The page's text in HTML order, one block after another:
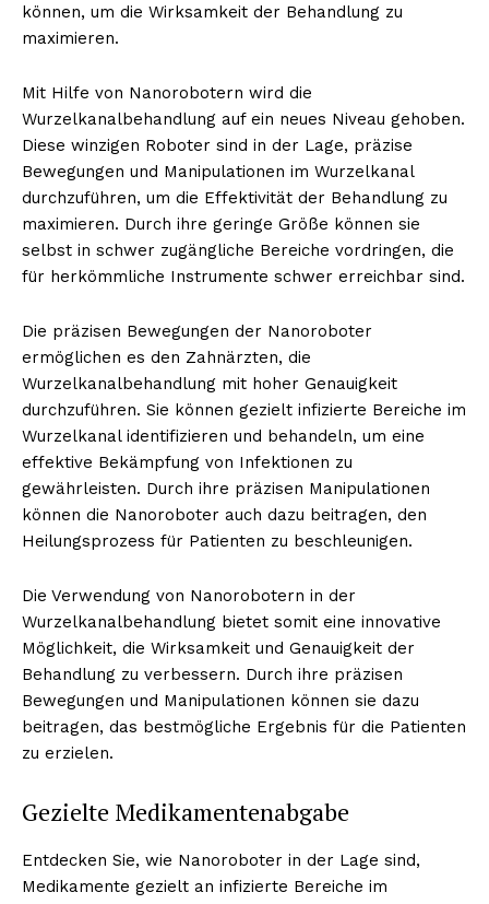
können, um die Wirksamkeit der Behandlung zu
maximieren.
Mit Hilfe von Nanorobotern wird die
Wurzelkanalbehandlung auf ein neues Niveau gehoben.
Diese winzigen Roboter sind in der Lage, präzise
Bewegungen und Manipulationen im Wurzelkanal
durchzuführen, um die Effektivität der Behandlung zu
maximieren. Durch ihre geringe Größe können sie
selbst in schwer zugängliche Bereiche vordringen, die
für herkömmliche Instrumente schwer erreichbar sind.
Die präzisen Bewegungen der Nanoroboter
ermöglichen es den Zahnärzten, die
Wurzelkanalbehandlung mit hoher Genauigkeit
durchzuführen. Sie können gezielt infizierte Bereiche im
Wurzelkanal identifizieren und behandeln, um eine
effektive Bekämpfung von Infektionen zu
gewährleisten. Durch ihre präzisen Manipulationen
können die Nanoroboter auch dazu beitragen, den
Heilungsprozess für Patienten zu beschleunigen.
Die Verwendung von Nanorobotern in der
Wurzelkanalbehandlung bietet somit eine innovative
Möglichkeit, die Wirksamkeit und Genauigkeit der
Behandlung zu verbessern. Durch ihre präzisen
Bewegungen und Manipulationen können sie dazu
beitragen, das bestmögliche Ergebnis für die Patienten
zu erzielen.
Gezielte Medikamentenabgabe
Entdecken Sie, wie Nanoroboter in der Lage sind,
Medikamente gezielt an infizierte Bereiche im